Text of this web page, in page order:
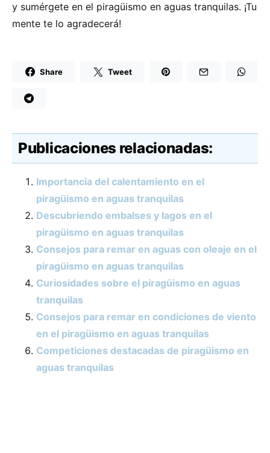
y sumérgete en el piragüismo en aguas tranquilas. ¡Tu
mente te lo agradecerá!
Share Tweet
Publicaciones relacionadas:
Importancia del calentamiento en el
piragüismo en aguas tranquilas
Descubriendo embalses y lagos en el
piragüismo en aguas tranquilas
Consejos para remar en aguas con oleaje en el
piragüismo en aguas tranquilas
Curiosidades sobre el piragüismo en aguas
tranquilas
Consejos para remar en condiciones de viento
en el piragüismo en aguas tranquilas
Competiciones destacadas de piragüismo en
aguas tranquilas